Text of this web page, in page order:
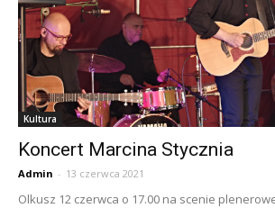
Kultura
Koncert Marcina Stycznia
Admin - 13 czerwca 2021
Olkusz 12 czerwca o 17.00 na scenie